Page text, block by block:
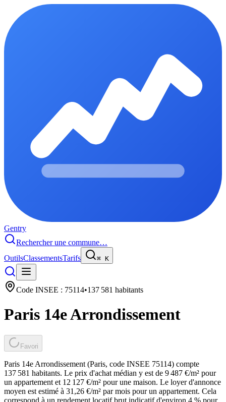
Gentry
Rechercher une commune…
OutilsClassementsTarifs ⌘ K
Code INSEE : 75114•137 581 habitants
Paris 14e Arrondissement
Favori
Paris 14e Arrondissement (Paris, code INSEE 75114) compte
137 581 habitants. Le prix d'achat médian y est de 9 487 €/m² pour
un appartement et 12 127 €/m² pour une maison. Le loyer d'annonce
moyen est estimé à 31,26 €/m² par mois pour un appartement. Cela
correspond à un rendement locatif brut indicatif d'environ 4 % pour